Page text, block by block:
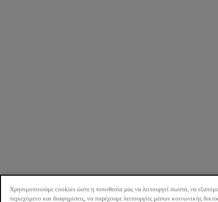
Χρησιμοποιούμε cookies ώστε η τοποθεσία μας να λειτουργεί σωστά, να
περιεχόμενο και διαφημίσεις, να παρέχουμε λειτουργίες μέσων κοινωνικής